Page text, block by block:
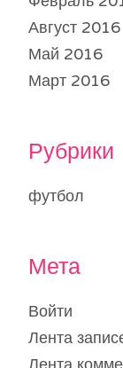
Август 2016
Май 2016
Март 2016
Рубрики
футбол
Мета
Войти
Лента
Лента